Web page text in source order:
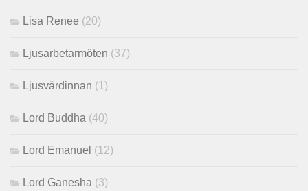
Lisa Renee (20)
Ljusarbetarmöten (37)
Ljusvärdinnan (1)
Lord Buddha (40)
Lord Emanuel (12)
Lord Ganesha (3)